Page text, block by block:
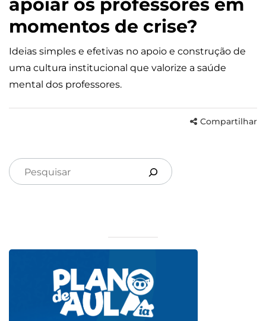
momentos de crise?
Ideias simples e efetivas no apoio e construção de
uma cultura institucional que valorize a saúde
mental dos professores.
Compartilhar